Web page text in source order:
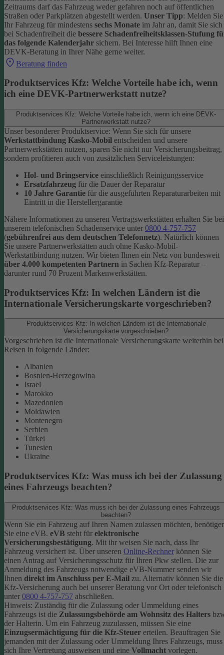
Zeitraums darf das Fahrzeug weder gefahren noch auf öffentlichen
Straßen oder Parkplätzen abgestellt werden. Unser Tipp: Melden Sie
Ihr Fahrzeug für mindestens sechs Monate im Jahr an, damit Sie sich
bei Schadenfreiheit die bessere Schadenfreiheitsklassen-Stufung
das folgende Kalenderjahr sichern. Bei Interesse hilft Ihnen eine
DEVK-Beratung in Ihrer Nähe gerne weiter.
Beratung finden
Produktservices Kfz: Welche Vorteile habe ich, wenn
ich eine DEVK-Partnerwerkstatt nutze?
Produktservices Kfz: Welche Vorteile habe ich, wenn ich eine DEVK-
Partnerwerkstatt nutze?
Unser besonderer Produktservice: Wenn Sie sich für unsere
Werkstattbindung Kasko-Mobil entscheiden und unsere
Partnerwerkstätten nutzen, sparen Sie nicht nur Versicherungsbeitrag,
sondern profitieren auch von zusätzlichen Serviceleistungen:
Hol- und Bringservice einschließlich Reinigungsservice
Ersatzfahrzeug für die Dauer der Reparatur
10 Jahre Garantie für die ausgeführten Reparaturarbeiten mit
Eintritt in die Herstellergarantie
Nähere Informationen zu unseren Vertragswerkstätten erhalten Sie bei
unserem telefonischen Schadenservice unter 0800 4-757-757
(gebührenfrei aus dem deutschen Telefonnetz). Natürlich können
Sie unsere Partnerwerkstätten auch ohne Kasko-Mobil-
Werkstattbindung nutzen. Wir bieten Ihnen ein Netz von bundesweit
über 4.000 kompetenten Partnern in Sachen Kfz-Reparatur –
darunter rund 70 Prozent Markenwerkstätten.
Produktservices Kfz: In welchen Ländern ist die
Internationale Versicherungskarte vorgeschrieben?
Produktservices Kfz: In welchen Ländern ist die Internationale
Versicherungskarte vorgeschrieben?
Vorgeschrieben ist die Internationale Versicherungskarte weiterhin bei
Reisen in folgende Länder:
Albanien
Bosnien-Herzegowina
Israel
Marokko
Mazedonien
Moldawien
Montenegro
Serbien
Türkei
Tunesien
Ukraine
Produktservices Kfz: Was muss ich bei der Zulassung
eines Fahrzeugs beachten?
Produktservices Kfz: Was muss ich bei der Zulassung eines Fahrzeugs
beachten?
Wenn Sie ein Fahrzeug auf Ihren Namen zulassen möchten,
Sie eine eVB. eVB steht für elektronische
Versicherungsbestätigung. Mit ihr weisen Sie nach, dass Ihr
Fahrzeug versichert ist. Über unseren Online-Rechner können Sie
einen Antrag auf Versicherungsschutz für Ihren Pkw stellen. Die zur
Anmeldung des Fahrzeugs notwendige eVB-Nummer senden wir
Ihnen direkt im Anschluss per E-Mail zu. Alternativ können Sie die
Kfz-Versicherung auch bei unserer Beratung vor Ort oder telefonisch
unter 0800 4-757-757 abschließen.
Hinweis: Zuständig für die Zulassung oder Ummeldung eines
Fahrzeugs ist die Zulassungsbehörde am Wohnsitz des Halters
der Halterin. Um ein Fahrzeug zuzulassen, müssen Sie eine
Einzugsermächtigung für die Kfz-Steuer erteilen. Beauftragen Sie
jemanden mit der Zulassung oder Ummeldung Ihres Fahrzeugs, muss
sich Ihre Vertretung ausweisen und eine Vollmacht vorlegen.